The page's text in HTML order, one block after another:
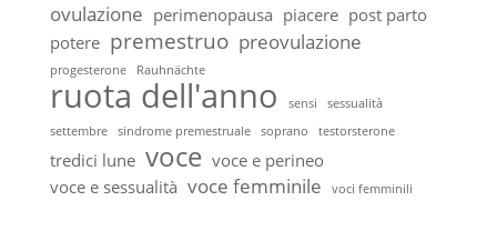
ovulazione perimenopausa piacere post parto
potere premestruo preovulazione
progesterone Rauhnächte
ruota dell'anno sensi
sessualità
settembre
sindrome premestruale soprano testorsterone
tredici lune voce voce e perineo
voce e sessualità voce femminile voci femminili